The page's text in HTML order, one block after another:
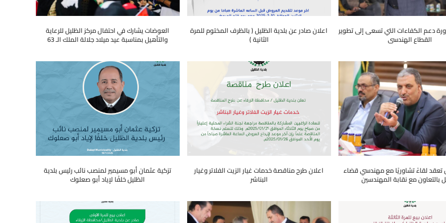
دعم الكفاءات التي تسعى إلى تطوير
القطاع الهندسي
اعلان صادر عن بلدية الظليل ( بالظرف المختوم للمرة
الثانية )
العوضات يشارك في احتفال مركز الظليل للرعاية
والتأهيل بمناسبة عيد ميلاد جلالة الملك الـ 63
تعقد لقاءً تشاوريًا مع مهندسي قضاء
بالتعاون مع نقابة المهندسين
اعلان طرح مناقصة خدمات غيار الزيت الفلاتر وغيار
البناشر
تزكية عثمان أبو مسيمير لمنصب نائب رئيس بلدية
الظليل خلفًا لإياد أبو صعلوك